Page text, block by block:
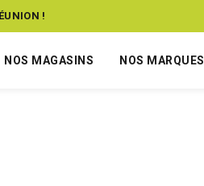
!
NOS MAGASINS NOS MARQUES